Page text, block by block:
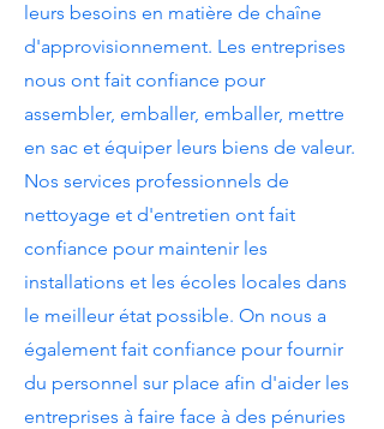
leurs besoins en matière de chaîne
d'approvisionnement. Les entreprises
nous ont fait confiance pour
assembler, emballer, emballer, mettre
en sac et équiper leurs biens de valeur.
Nos services professionnels de
nettoyage et d'entretien ont fait
confiance pour maintenir les
installations et les écoles locales dans
le meilleur état possible. On nous a
également fait confiance pour fournir
du personnel sur place afin d'aider les
entreprises à faire face à des pénuries